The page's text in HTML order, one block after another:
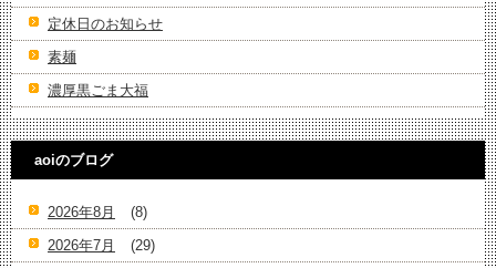
定休日のお知らせ
素麺
濃厚黒ごま大福
aoiのブログ
2026年8月
(8)
2026年7月
(29)